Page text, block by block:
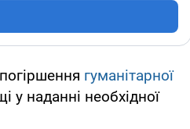
гуманітарної
у наданні необхідної